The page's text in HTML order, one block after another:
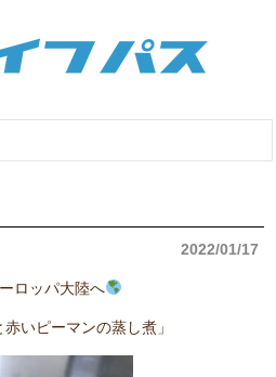
2022/01/17
ロッパ大陸へ
いピーマンの蒸し煮」